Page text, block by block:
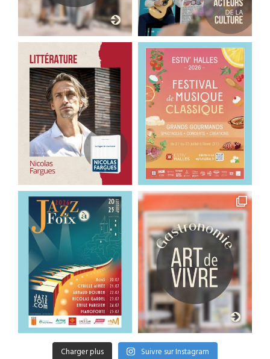
Charger plus Suivre sur Instagram